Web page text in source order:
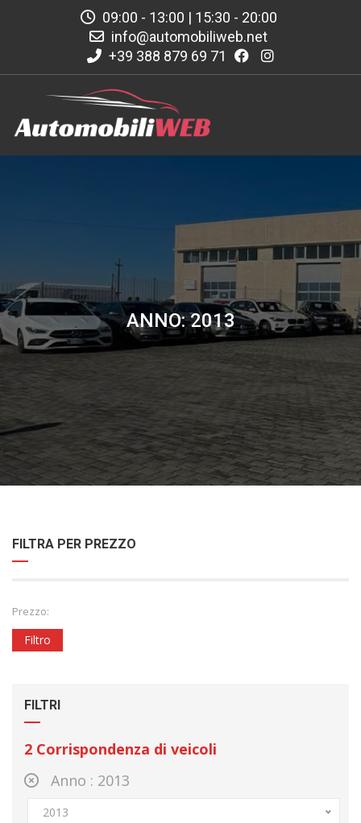
09:00 - 13:00 | 15:30 - 20:00
info@automobiliweb.net
+39 388 879 69 71
ANNO: 2013
FILTRA PER PREZZO
Prezzo:
Filtro
FILTRI
2 Corrispondenza di veicoli
Anno : 2013
2013